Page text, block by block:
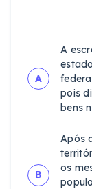
A
A
pois
bens
B
Após
os